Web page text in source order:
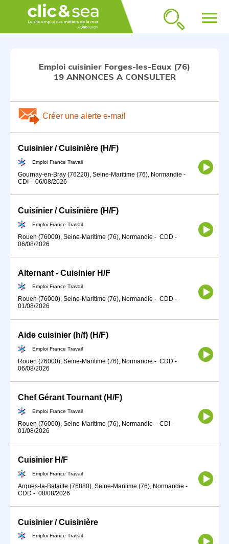
menu
Emploi cuisinier Forges-les-Eaux (76)
19 ANNONCES A CONSULTER
Créer une alerte e-mail
Cuisinier / Cuisinière (H/F)
Emploi France Travail
Gournay-en-Bray (76220), Seine-Maritime (76), Normandie -
CDI - 06/08/2026
Cuisinier / Cuisinière (H/F)
Emploi France Travail
Rouen (76000), Seine-Maritime (76), Normandie - CDD -
06/08/2026
Alternant - Cuisinier H/F
Emploi France Travail
Rouen (76000), Seine-Maritime (76), Normandie - CDD -
01/08/2026
Aide cuisinier (h/f) (H/F)
Emploi France Travail
Rouen (76000), Seine-Maritime (76), Normandie - CDD -
06/08/2026
Chef Gérant Tournant (H/F)
Emploi France Travail
Rouen (76000), Seine-Maritime (76), Normandie - CDI -
01/08/2026
Cuisinier H/F
Emploi France Travail
Arques-la-Bataille (76880), Seine-Maritime (76), Normandie -
CDD - 08/08/2026
Cuisinier / Cuisinière
Emploi France Travail